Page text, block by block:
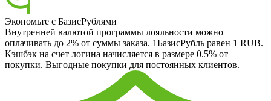
Экономьте с БазисРублями
Внутренней валютой программы лояльности можно
оплачивать до 2% от суммы заказа. 1БазисРубль равен 1 RUB.
Кэшбэк на счет логина начисляется в размере 0.5% от
покупки. Выгодные покупки для постоянных клиентов.